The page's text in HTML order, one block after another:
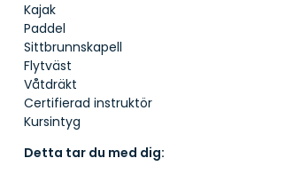
Kajak
Paddel
Sittbrunnskapell
Flytväst
Våtdräkt
Certifierad instruktör
Kursintyg
Detta tar du med dig: